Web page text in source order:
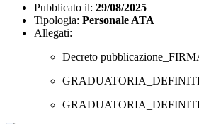
Pubblicato il: 29/08/2025
Tipologia: Personale ATA
Allegati:
Decreto